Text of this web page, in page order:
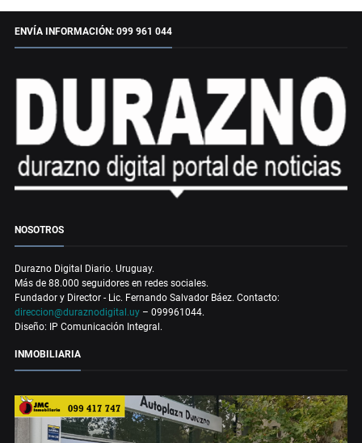
ENVÍA INFORMACIÓN: 099 961 044
NOSOTROS
Durazno Digital Diario. Uruguay.
Más de 88.000 seguidores en redes sociales.
Fundador y Director - Lic. Fernando Salvador Báez. Contacto:
direccion@duraznodigital.uy – 099961044.
Diseño: IP Comunicación Integral.
INMOBILIARIA